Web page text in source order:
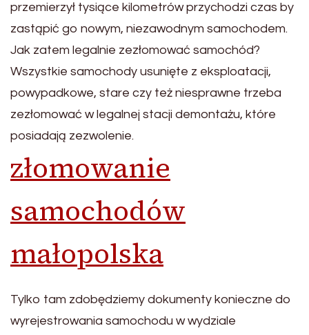
przemierzył tysiące kilometrów przychodzi czas by
zastąpić go nowym, niezawodnym samochodem.
Jak zatem legalnie zezłomować samochód?
Wszystkie samochody usunięte z eksploatacji,
powypadkowe, stare czy też niesprawne trzeba
zezłomować w legalnej stacji demontażu, które
posiadają zezwolenie.
złomowanie
samochodów
małopolska
Tylko tam zdobędziemy dokumenty konieczne do
wyrejestrowania samochodu w wydziale